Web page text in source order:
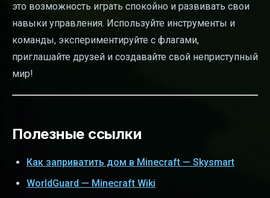
это возможность играть спокойно и развивать свои
навыки управления. Используйте инструменты и
команды, экспериментируйте с флагами,
приглашайте друзей и создавайте свой неприступный
мир!
Полезные ссылки
Как заприватить дом в Minecraft — Skysmart
WorldGuard — Minecraft Wiki